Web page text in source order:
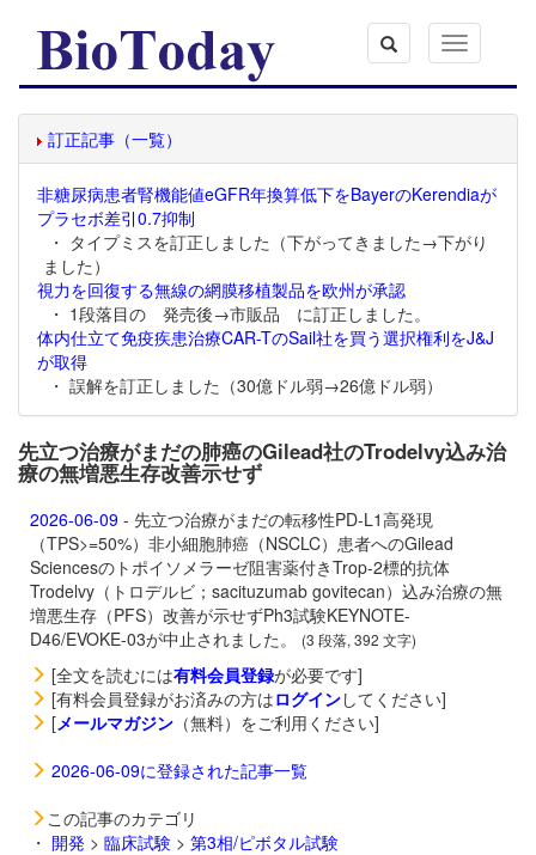
Toggle
navigation
訂正記事（一覧）
非糖尿病患者腎機能値eGFR年換算低下をBayerのKerendiaが
プラセボ差引0.7抑制
・ タイプミスを訂正しました（下がってきました→下がり
ました）
視力を回復する無線の網膜移植製品を欧州が承認
・ 1段落目の 発売後→市販品 に訂正しました。
体内仕立て免疫疾患治療CAR-TのSail社を買う選択権利をJ&J
が取得
・ 誤解を訂正しました（30億ドル弱→26億ドル弱）
先立つ治療がまだの肺癌のGilead社のTrodelvy込み治
療の無増悪生存改善示せず
2026-06-09 - 先立つ治療がまだの転移性PD-L1高発現
（TPS>=50%）非小細胞肺癌（NSCLC）患者へのGilead
Sciencesのトポイソメラーゼ阻害薬付きTrop-2標的抗体
Trodelvy（トロデルビ；sacituzumab govitecan）込み治療の無
増悪生存（PFS）改善が示せずPh3試験KEYNOTE-
D46/EVOKE-03が中止されました。
(3 段落, 392 文字)
[全文を読むには有料会員登録が必要です]
[有料会員登録がお済みの方はログインしてください]
[メールマガジン （無料）をご利用ください]
2026-06-09に登録された記事一覧
この記事のカテゴリ
・ 開発 > 臨床試験 > 第3相/ピボタル試験